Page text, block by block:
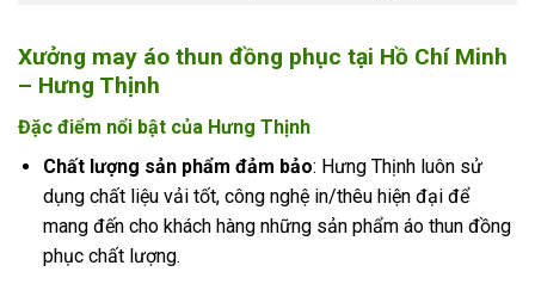
Xưởng may áo thun đồng phục tại Hồ Chí Minh
– Hưng Thịnh
Đặc điểm nổi bật của Hưng Thịnh
Chất lượng sản phẩm đảm bảo: Hưng Thịnh luôn sử
dụng chất liệu vải tốt, công nghệ in/thêu hiện đại để
mang đến cho khách hàng những sản phẩm áo thun đồng
phục chất lượng.